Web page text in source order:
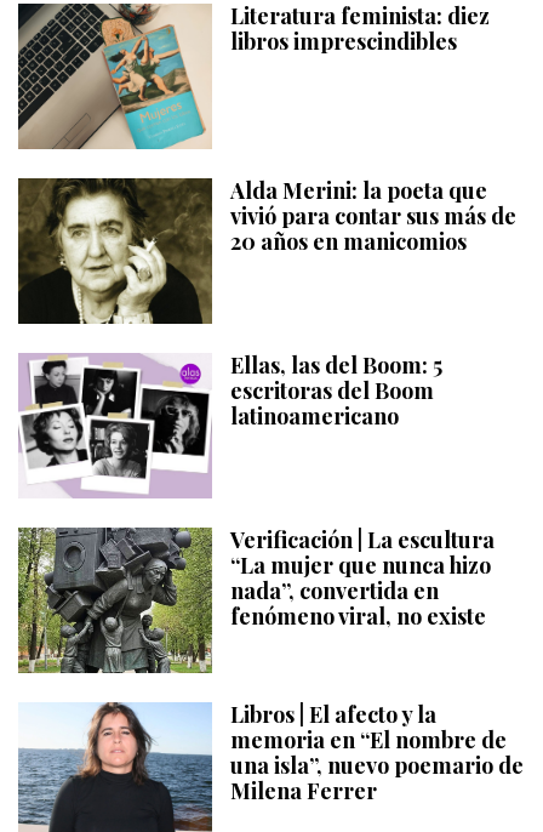
Literatura feminista: diez
libros imprescindibles
Alda Merini: la poeta que
vivió para contar sus más de
20 años en manicomios
Ellas, las del Boom: 5
escritoras del Boom
latinoamericano
Verificación | La escultura
“La mujer que nunca hizo
nada”, convertida en
fenómeno viral, no existe
Libros | El afecto y la
memoria en “El nombre de
una isla”, nuevo poemario de
Milena Ferrer